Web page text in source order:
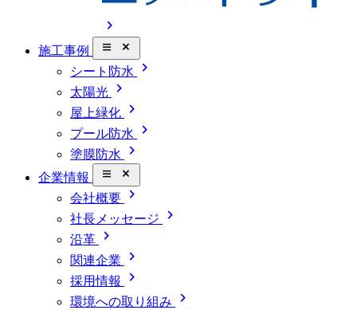
chevron_right
施工事例 close_small
シート防水 chevron_right
太陽光 chevron_right
屋上緑化 chevron_right
プール防水 chevron_right
塗膜防水 chevron_right
企業情報 close_small
会社概要 chevron_right
社長メッセージ chevron_right
沿革 chevron_right
関連企業 chevron_right
採用情報 chevron_right
環境への取り組み chevron_right